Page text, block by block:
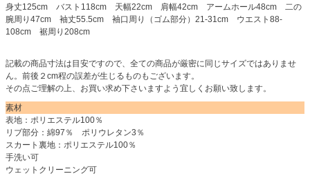
身丈125cm バスト118cm 天幅22cm 肩幅42cm アームホール48cm 二の
腕周り47cm 袖丈55.5cm 袖口周り（ゴム部分）21-31cm ウエスト88-
108cm 裾周り208cm
記載の商品寸法は目安ですので、全ての商品が厳密に同じサイズではありませ
ん。前後２cm程の誤差が生じるものもございます。
その点ご理解の上、お買い求め下さいますよう宜しくお願い致します。
素材
表地：ポリエステル100％
リブ部分：綿97％ ポリウレタン3％
スカート裏地：ポリエステル100％
手洗い可
ウェットクリーニング可